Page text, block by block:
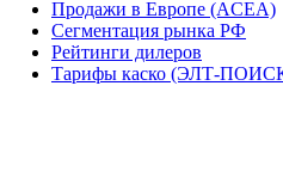
Продажи в Европе (ACEA)
Сегментация рынка РФ
Рейтинги дилеров
Тарифы каско (ЭЛТ-